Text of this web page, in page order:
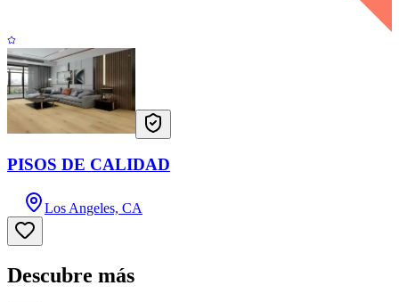
PISOS DE CALIDAD
Los Angeles, CA
Descubre más